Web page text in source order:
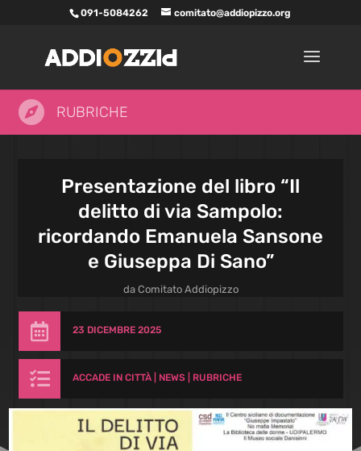
091-5084262 comitato@addiopizzo.org
 RUBRICHE
Presentazione del libro “Il
delitto di via Sampolo:
ricordando Emanuela Sansone
e Giuseppa Di Sano”
da Comitato Addiopizzo
 23 DICEMBRE 2025
 ACCADE IN CITTÀ| NEWS| RUBRICHE